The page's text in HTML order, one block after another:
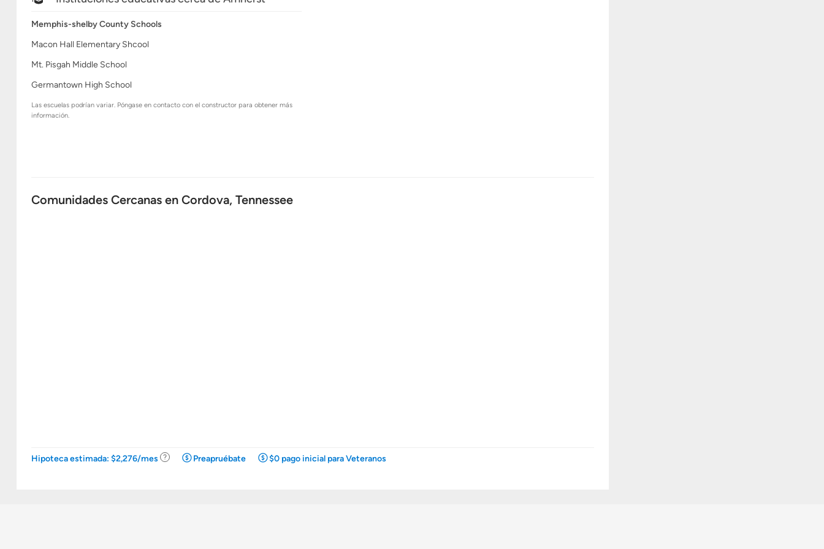
Memphis-shelby County Schools
Macon Hall Elementary Shcool
Mt. Pisgah Middle School
Germantown High School
Las escuelas podrían variar. Póngase en contacto con el constructor para obtener más
información.
Comunidades Cercanas en Cordova, Tennessee
Hipoteca estimada: $2,276/mes .
Ir
Preapruébate $0 pago inicial para Veteranos